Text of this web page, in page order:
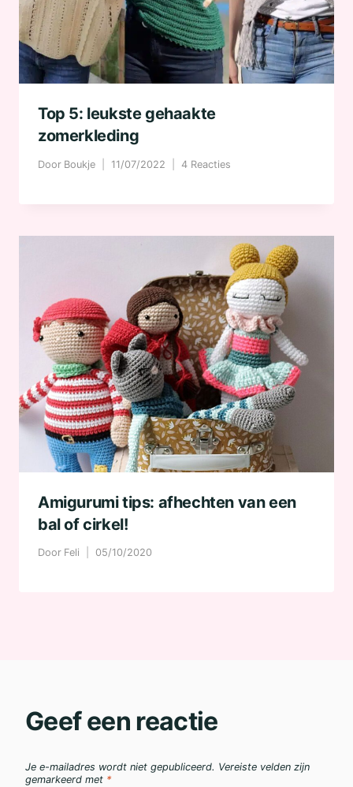
Top 5: leukste gehaakte
zomerkleding
Door Boukje 11/07/2022 4 Reacties
Amigurumi tips: afhechten van een
bal of cirkel!
Door Feli 05/10/2020
Geef een reactie
Je e-mailadres wordt niet gepubliceerd. Vereiste velden zijn
gemarkeerd met *